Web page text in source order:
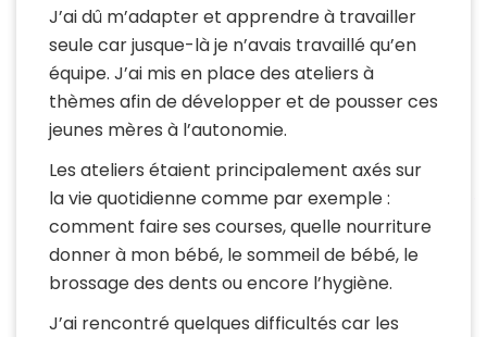
J’ai dû m’adapter et apprendre à travailler
seule car jusque-là je n’avais travaillé qu’en
équipe. J’ai mis en place des ateliers à
thèmes afin de développer et de pousser ces
jeunes mères à l’autonomie.
Les ateliers étaient principalement axés sur
la vie quotidienne comme par exemple :
comment faire ses courses, quelle nourriture
donner à mon bébé, le sommeil de bébé, le
brossage des dents ou encore l’hygiène.
J’ai rencontré quelques difficultés car les